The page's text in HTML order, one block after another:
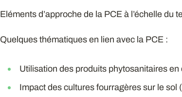
Eléments d’approche de la PCE à l’échelle du
Quelques thématiques en lien avec la PCE :
Utilisation des produits phytosanitaires
Impact des cultures fourragères sur le